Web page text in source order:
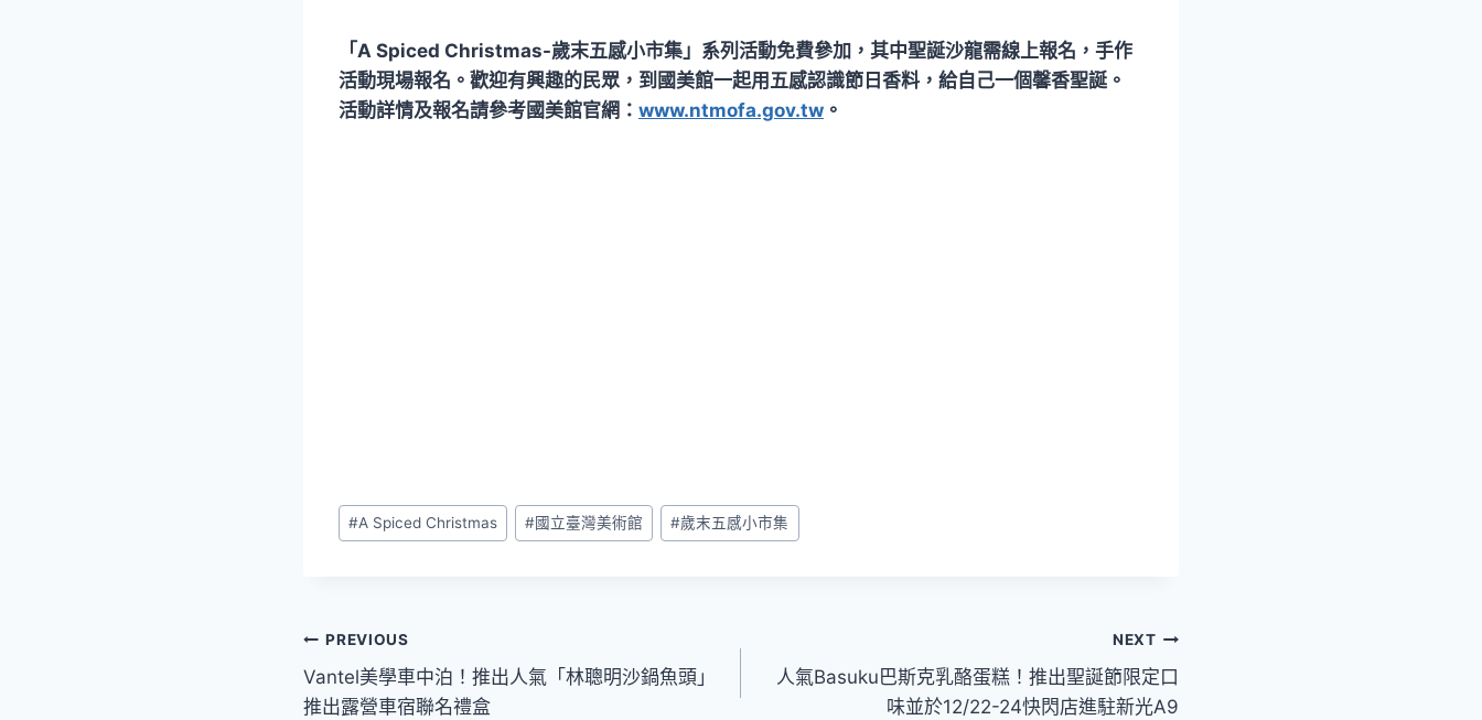
「A Spiced Christmas-歲末五感小市集」系列活動免費參加，其中聖誕沙龍需線上報名，手作
活動現場報名。歡迎有興趣的民眾，到國美館一起用五感認識節日香料，給自己一個馨香聖誕。
活動詳情及報名請參考國美館官網： www.ntmofa.gov.tw 。
Post
Tags:
#A Spiced Christmas #國立臺灣美術館 #歲末五感小市集
文
章
PREVIOUS
Vantel美學車中泊！推出人氣「林聰明沙鍋魚頭」
推出露營車宿聯名禮盒
NEXT
人氣Basuku巴斯克乳酪蛋糕！推出聖誕節限定口
味並於12/22-24快閃店進駐新光A9